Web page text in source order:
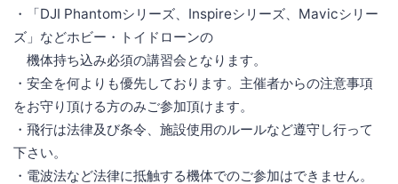
・「DJI Phantomシリーズ、Inspireシリーズ、Mavicシリー
ズ」などホビー・トイドローンの
機体持ち込み必須の講習会となります。
・安全を何よりも優先しております。主催者からの注意事項
をお守り頂ける方のみご参加頂けます。
・飛行は法律及び条令、施設使用のルールなど遵守し行って
下さい。
・電波法など法律に抵触する機体でのご参加はできません。